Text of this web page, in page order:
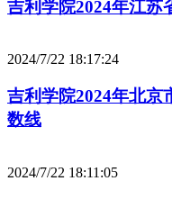
吉利学院2024年江苏
2024/7/22 18:17:24
吉利学院2024年北京
数线
2024/7/22 18:11:05